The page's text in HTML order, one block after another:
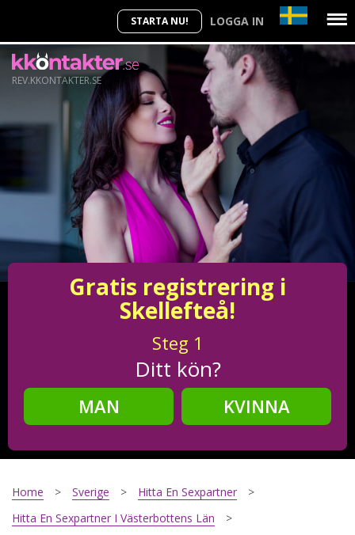
STARTA NU! LOGGA IN
REV.KKONTAKTER.SE
Gratis registrering i
Skellefteå!
Steg 1
Ditt kön?
MAN
KVINNA
Steg2
Home Sverige
Hitta En Sexpartner
Hitta En Sexpartner I Västerbottens Län